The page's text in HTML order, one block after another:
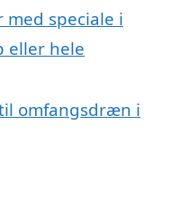
speciale i
eller hele
omfangsdræn i